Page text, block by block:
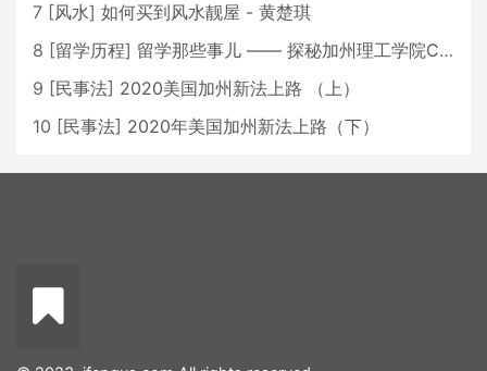
7 [风水] 如何买到风水靓屋 - 黄楚琪
8 [留学历程] 留学那些事儿 —— 探秘加州理工学院Caltech博士生活 [上集]
9 [民事法] 2020美国加州新法上路 （上）
10 [民事法] 2020年美国加州新法上路（下）